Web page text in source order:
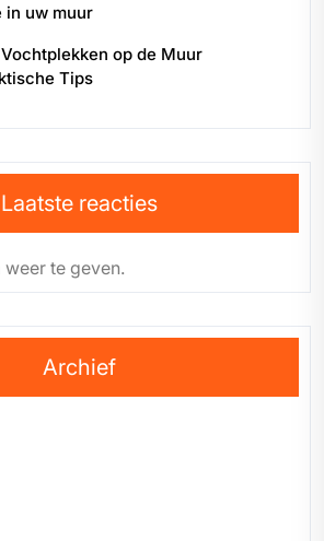
uw muur
op de Muur
Tips
Laatste reacties
te geven.
Archief